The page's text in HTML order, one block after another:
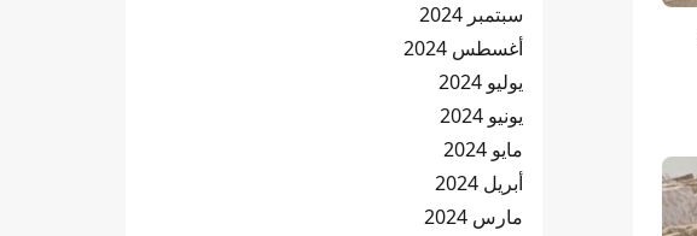
سبتمبر 2024
أغسطس 2024
يوليو 2024
يونيو 2024
مايو 2024
أبريل 2024
مارس 2024